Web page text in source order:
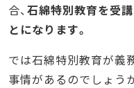
合、 石綿特別教育を受
とになります。
では石綿特別教育が義
事情があるのでしょう